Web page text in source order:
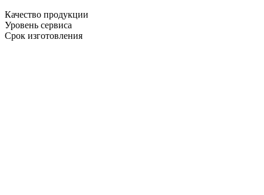
Качество продукции
Уровень сервиса
Срок изготовления